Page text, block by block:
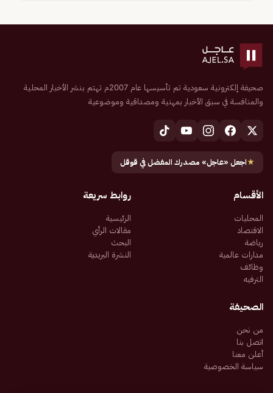
صحيفة إلكترونية سعودية تم تأسيسها عام 2007م تهتم بنشر الأخبار المحلية
والمنافسة في سبق الأخبار بمهنية ومصداقية وموضوعية
★اجعل «عاجل» مصدرك المفضل في قوقل
الأقسام
المحليات
الاقتصاد
رياضة
مدارات عالمية
وظائف
الترفيه
روابط سريعة
الرئيسية
مقالات الرأي
البحث
النشرة البريدية
الصحيفة
من نحن
اتصل بنا
أعلن معنا
سياسة الخصوصية